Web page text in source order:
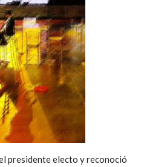
presidente electo y reconoció